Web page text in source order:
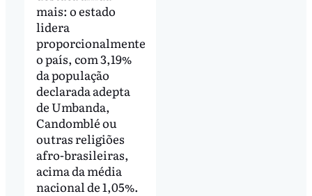
mais: o estado
lidera
proporcionalmente
o país, com 3,19%
da população
declarada adepta
de Umbanda,
Candomblé ou
outras religiões
afro-brasileiras,
acima da média
nacional de 1,05%.